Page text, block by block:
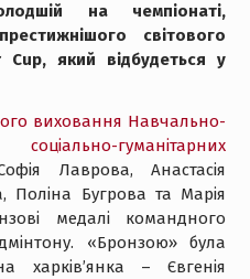
на чемпіонаті,
світового
Cup, який відбудеться у
виховання Навчально-
гуманітарних
Лаврова, Анастасія
Поліна Бугрова та Марія
медалі командного
«Бронзою» була
– Євгенія